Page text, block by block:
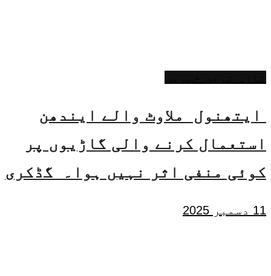
ایتھنول ملاوٹ والے ایندھن
استعمال کرنے والی گاڑیوں پر
کوئی منفی اثر نہیں ہوا۔ گڈکری
11 دسمبر 2025